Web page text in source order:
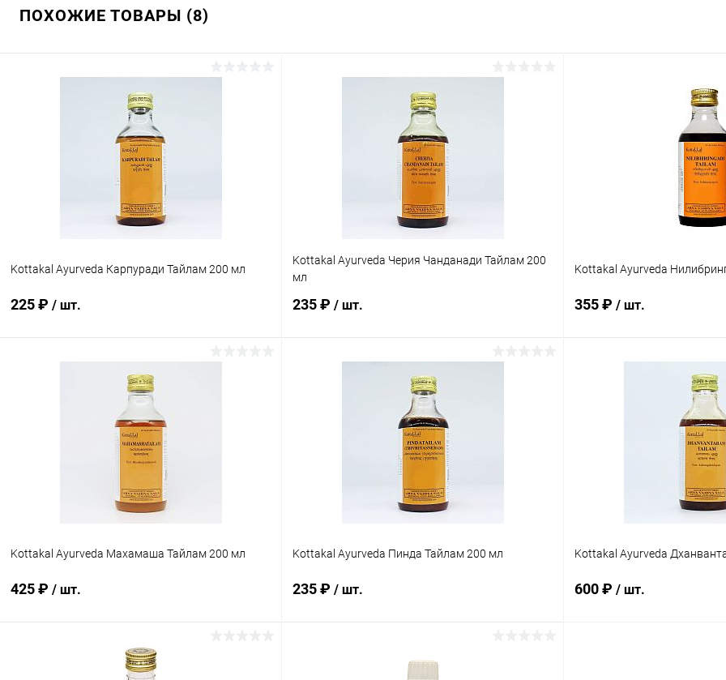
ПОХОЖИЕ ТОВАРЫ (8)
Kottakal Ayurveda Карпуради Тайлам 200 мл
225 ₽ / шт.
В корзину
Kottakal Ayurveda Черия Чанданади Тайлам 200
мл
235 ₽ / шт.
В корзину
Kottakal Ayurveda
355 ₽ / шт.
В
Kottakal Ayurveda Махамаша Тайлам 200 мл
425 ₽ / шт.
В корзину
Kottakal Ayurveda Пинда Тайлам 200 мл
235 ₽ / шт.
Kottakal Ayurveda
600 ₽ / шт.